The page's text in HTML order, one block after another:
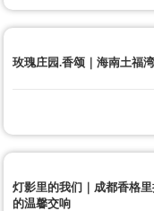
玫瑰庄园.香颂｜海南土福
灯影里的我们｜成都香格
的温馨交响